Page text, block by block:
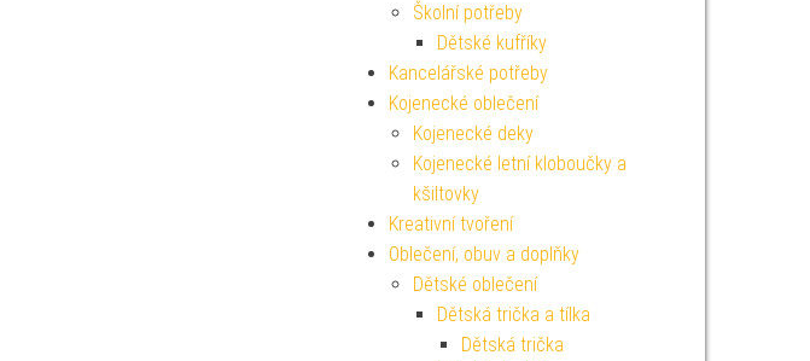
Školní potřeby
Dětské kufříky
Kancelářské potřeby
Kojenecké oblečení
Kojenecké deky
Kojenecké letní kloboučky a
kšiltovky
Kreativní tvoření
Oblečení, obuv a doplňky
Dětské oblečení
Dětská trička a tílka
Dětská trička